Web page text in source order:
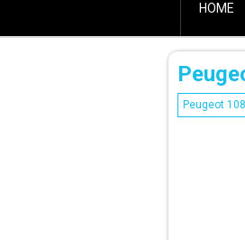
HOME
Peugeot 108